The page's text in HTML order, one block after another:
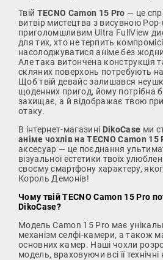
Твій TECNO Camon 15 Pro — це
витвір мистецтва з висувною
приголомшливим Ultra FullView
для тих, хто не терпить
насолоджуватися аніме без
Але така витончена конструкція
скляних поверхонь потребують
Щоб твій девайс залишався
щоденних пригод, йому потрібна
захищає, а й відображає твою
отаку.
В інтернет-магазині DikoCase ми
аніме чохлів на TECNO Camon 15
аксесуар — це поєднання
візуальної естетики твоїх
своєму смартфону характеру,
Король Демонів!
Чому твій TECNO Camon 15 Pro
DikoCase?
Модель Camon 15 Pro має
механізм селфі-камери, а також
основних камер. Наші чохли
модель, враховуючи всі її